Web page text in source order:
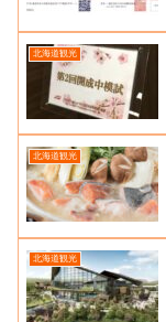
北海道観光
北海道観光
北海道観光